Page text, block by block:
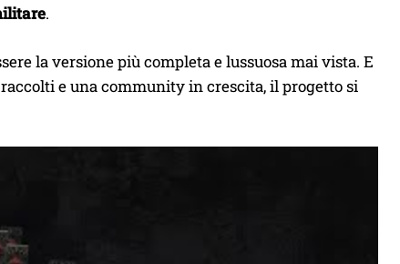
.
la versione più completa e lussuosa mai vista. E
e una community in crescita, il progetto si